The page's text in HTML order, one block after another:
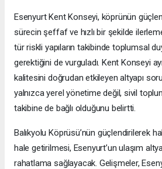
Esenyurt Kent Konseyi, köprünün
sürecin şeffaf ve hızlı bir şekilde
tür riskli yapıların takibinde toplumsal
gerektiğini de vurguladı. Kent Konseyi
kalitesini doğrudan etkileyen altyapı
yalnızca yerel yönetime değil, sivil
takibine de bağlı olduğunu belirtti.
Balıkyolu Köprüsü’nün güçlendirilerek
hale getirilmesi, Esenyurt’un ulaşım
rahatlama sağlayacak. Gelişmeler,